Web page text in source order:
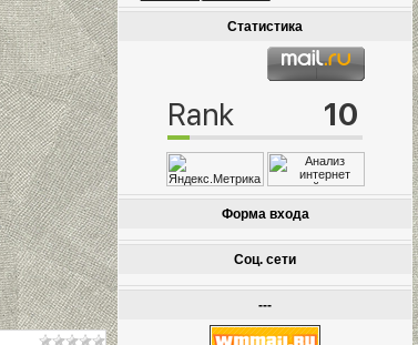
Статистика
Форма входа
Соц. сети
---